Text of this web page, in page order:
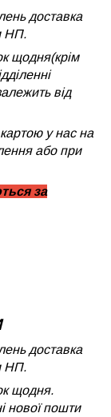
доставка
НП.
щодня(крім
від
у нас на
або при
за
доставка
НП.
щодня.
нової пошти